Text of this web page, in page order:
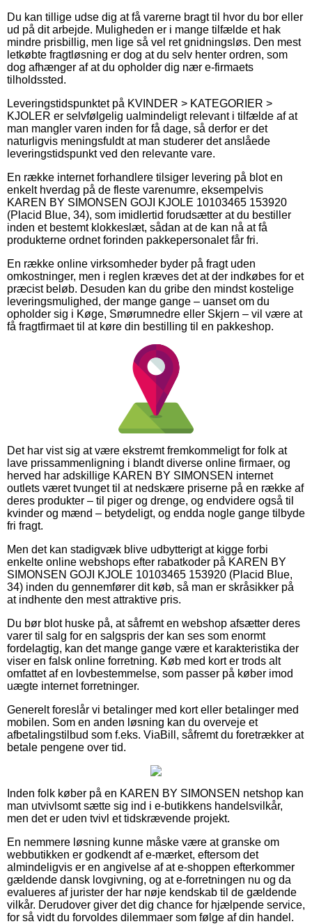
Du kan tillige udse dig at få varerne bragt til hvor du bor eller
ud på dit arbejde. Muligheden er i mange tilfælde et hak
mindre prisbillig, men lige så vel ret gnidningsløs. Den mest
letkøbte fragtløsning er dog at du selv henter ordren, som
dog afhænger af at du opholder dig nær e-firmaets
tilholdssted.
Leveringstidspunktet på KVINDER > KATEGORIER >
KJOLER er selvfølgelig ualmindeligt relevant i tilfælde af at
man mangler varen inden for få dage, så derfor er det
naturligvis meningsfuldt at man studerer det anslåede
leveringstidspunkt ved den relevante vare.
En række internet forhandlere tilsiger levering på blot en
enkelt hverdag på de fleste varenumre, eksempelvis
KAREN BY SIMONSEN GOJI KJOLE 10103465 153920
(Placid Blue, 34), som imidlertid forudsætter at du bestiller
inden et bestemt klokkeslæt, sådan at de kan nå at få
produkterne ordnet forinden pakkepersonalet får fri.
En række online virksomheder byder på fragt uden
omkostninger, men i reglen kræves det at der indkøbes for et
præcist beløb. Desuden kan du gribe den mindst kostelige
leveringsmulighed, der mange gange – uanset om du
opholder sig i Køge, Smørumnedre eller Skjern – vil være at
få fragtfirmaet til at køre din bestilling til en pakkeshop.
Det har vist sig at være ekstremt fremkommeligt for folk at
lave prissammenligning i blandt diverse online firmaer, og
herved har adskillige KAREN BY SIMONSEN internet
outlets været tvunget til at nedskære priserne på en række af
deres produkter – til piger og drenge, og endvidere også til
kvinder og mænd – betydeligt, og endda nogle gange tilbyde
fri fragt.
Men det kan stadigvæk blive udbytterigt at kigge forbi
enkelte online webshops efter rabatkoder på KAREN BY
SIMONSEN GOJI KJOLE 10103465 153920 (Placid Blue,
34) inden du gennemfører dit køb, så man er skråsikker på
at indhente den mest attraktive pris.
Du bør blot huske på, at såfremt en webshop afsætter deres
varer til salg for en salgspris der kan ses som enormt
fordelagtig, kan det mange gange være et karakteristika der
viser en falsk online forretning. Køb med kort er trods alt
omfattet af en lovbestemmelse, som passer på køber imod
uægte internet forretninger.
Generelt foreslår vi betalinger med kort eller betalinger med
mobilen. Som en anden løsning kan du overveje et
afbetalingstilbud som f.eks. ViaBill, såfremt du foretrækker at
betale pengene over tid.
Inden folk køber på en KAREN BY SIMONSEN netshop kan
man utvivlsomt sætte sig ind i e-butikkens handelsvilkår,
men det er uden tvivl et tidskrævende projekt.
En nemmere løsning kunne måske være at granske om
webbutikken er godkendt af e-mærket, eftersom det
almindeligvis er en angivelse af at e-shoppen efterkommer
gældende dansk lovgivning, og at e-forretningen nu og da
evalueres af jurister der har nøje kendskab til de gældende
vilkår. Derudover giver det dig chance for hjælpende service,
for så vidt du forvoldes dilemmaer som følge af din handel.